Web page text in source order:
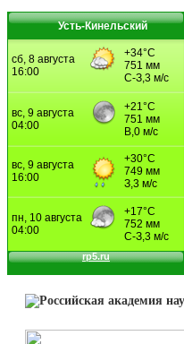
Усть-Кинельский